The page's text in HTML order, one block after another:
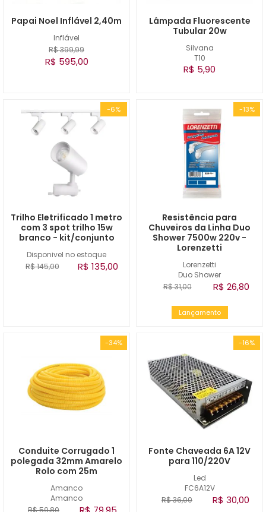
Inflável
Papai Noel Inflável 2,40m
R$ 399,99
R$ 595,00
Silvana
T10
Lâmpada Fluorescente
Tubular 20w
R$ 5,90
-6%
Disponivel no estoque
Trilho Eletrificado 1 metro
com 3 spot trilho 15w
branco - kit/conjunto
R$ 145,00 R$ 135,00
-13%
Lorenzetti
Duo Shower
Resistência para
Chuveiros da Linha Duo
Shower 7500w 220v -
Lorenzetti
R$ 31,00 R$ 26,80
Lançamento
-34%
Amanco
Amanco
Conduite Corrugado 1
polegada 32mm Amarelo
Rolo com 25m
R$ 59,80
-16%
Led
FC6A12V
Fonte Chaveada 6A 12V
para 110/220V
R$ 36,00 R$ 30,00